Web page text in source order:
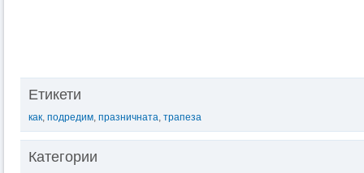
Етикети
как, подредим, празничната, трапеза
Категории